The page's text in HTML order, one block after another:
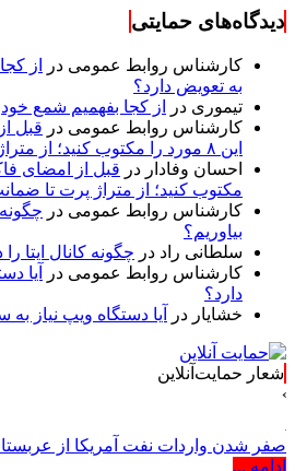
دیدگاه‌های حمایتی
کارشناس روابط عمومی در
از
به تعویض دارد؟
تیموری در
از کجا بفهمیم شمع
کارشناس روابط عمومی در قبل
این ۸ مورد را مکتوب کنید؛ از متراژ پرت تا ضمانت نصب
احسان وفادار در
مکتوب کنید؛ از متراژ پرت تا
کارشناس روابط عمومی در
بیاوریم؟
سلطانی راد در چگونه کانال ایتا
کارشناس روابط عمومی در
آیا
دارد؟
خشایار در آیا دستگاه ویپ نیاز
شعار حمایت‌آنلاین
صفر شدن واردات نفت آمریکا از
ادامه ...